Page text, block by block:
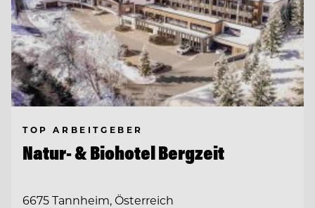
TOP ARBEITGEBER
Natur- & Biohotel Bergzeit
6675 Tannheim, Österreich